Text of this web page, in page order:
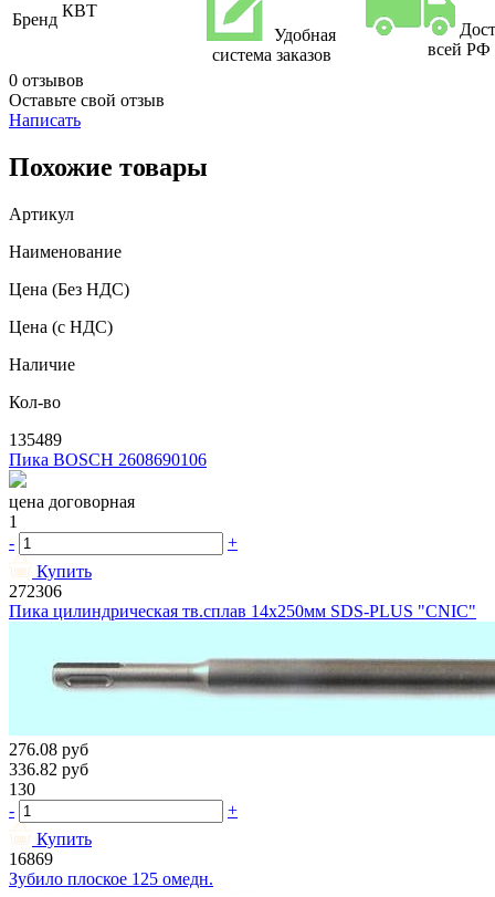
Бренд КВТ
0 отзывов
Оставьте свой отзыв
Написать
Удобная
система заказов
всей РФ
Похожие товары
Артикул
Наименование
Цена (Без НДС)
Цена (с НДС)
Наличие
Кол-во
135489
Пика BOSCH 2608690106
цена договорная
1
-
+
Купить
272306
Пика цилиндрическая тв.сплав 14х250мм SDS-PLUS "CNIC"
276.08 руб
336.82 руб
130
-
+
Купить
16869
Зубило плоское 125 омедн.